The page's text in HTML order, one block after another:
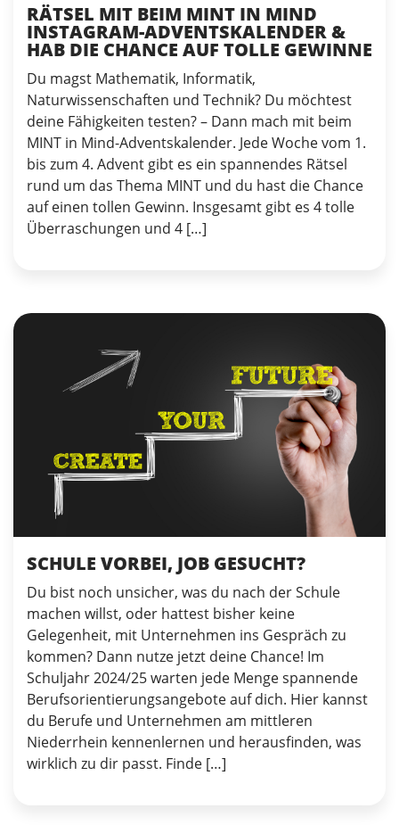
RÄTSEL MIT BEIM MINT IN MIND
INSTAGRAM-ADVENTSKALENDER &
HAB DIE CHANCE AUF TOLLE GEWINNE
Du magst Mathematik, Informatik,
Naturwissenschaften und Technik? Du möchtest
deine Fähigkeiten testen? – Dann mach mit beim
MINT in Mind-Adventskalender. Jede Woche vom 1.
bis zum 4. Advent gibt es ein spannendes Rätsel
rund um das Thema MINT und du hast die Chance
auf einen tollen Gewinn. Insgesamt gibt es 4 tolle
Überraschungen und 4 […]
SCHULE VORBEI, JOB GESUCHT?
Du bist noch unsicher, was du nach der Schule
machen willst, oder hattest bisher keine
Gelegenheit, mit Unternehmen ins Gespräch zu
kommen? Dann nutze jetzt deine Chance! Im
Schuljahr 2024/25 warten jede Menge spannende
Berufsorientierungsangebote auf dich. Hier kannst
du Berufe und Unternehmen am mittleren
Niederrhein kennenlernen und herausfinden, was
wirklich zu dir passt. Finde […]